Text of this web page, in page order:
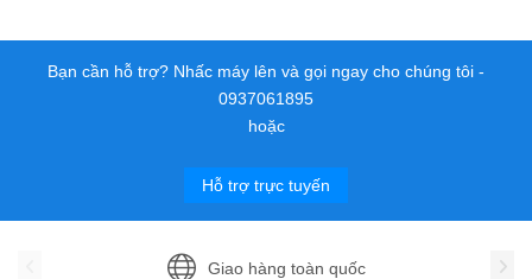
Bạn cần hỗ trợ? Nhấc máy lên và gọi ngay cho chúng tôi -
0937061895
hoặc
Hỗ trợ trực tuyến
Giao hàng toàn quốc